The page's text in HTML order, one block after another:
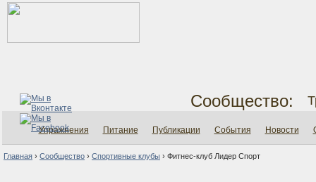
Сообщество:
Упражнения Питание Публикации События Новости
Главная › Сообщество › Спортивные клубы › Фитнес-клуб Лидер Спорт